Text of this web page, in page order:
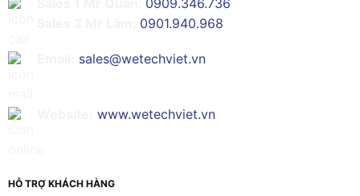
0901.940.968
sales@wetechviet.vn
www.wetechviet.vn
HỖ TRỢ KHÁCH HÀNG